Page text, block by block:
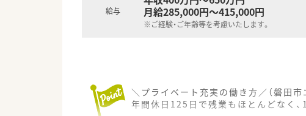
給与
月給285,000円～415,000円
※ご経験・ご年齢等を考慮いたします。
＼プライベート充実の働き方／（磐田市
年間休日125日で残業もほとんどなく